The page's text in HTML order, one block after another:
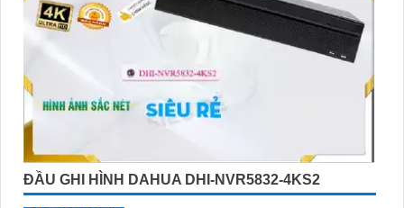
ĐẦU GHI HÌNH DAHUA DHI-NVR5832-4KS2